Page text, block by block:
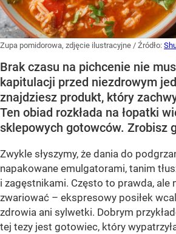
Zupa pomidorowa, zdjęcie ilustracyjne / Źródło:
Brak czasu na pichcenie nie
kapitulacji przed niezdrowym
znajdziesz produkt, który
Ten obiad rozkłada na łopatki
sklepowych gotowców. Zrobisz
Zwykle słyszymy, że dania do
napakowane emulgatorami, tanim
i zagęstnikami. Często to prawda, ale
zwariować – ekspresowy posiłek
zdrowia ani sylwetki. Dobrym
tej tezy jest gotowiec, który